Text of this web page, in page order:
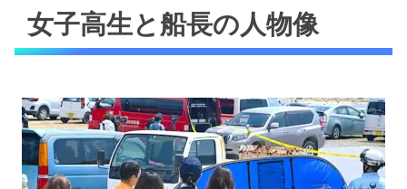
女子高生と船長の人物像